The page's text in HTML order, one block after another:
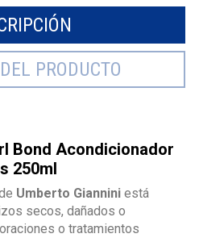
PRODUCTO
Bond Acondicionador
250ml
Umberto Giannini está
secos, dañados o
o tratamientos